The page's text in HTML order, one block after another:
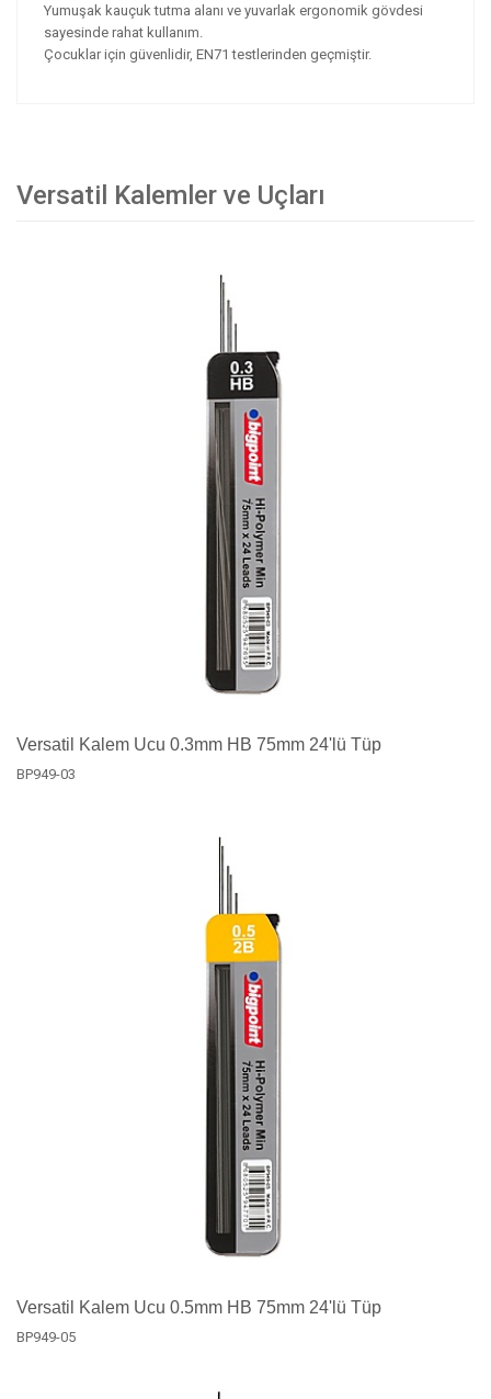
Yumuşak kauçuk tutma alanı ve yuvarlak ergonomik gövdesi
sayesinde rahat kullanım.
Çocuklar için güvenlidir, EN71 testlerinden geçmiştir.
Versatil Kalemler ve Uçları
Versatil Kalem Ucu 0.3mm HB 75mm 24'lü Tüp
BP949-03
Versatil Kalem Ucu 0.5mm HB 75mm 24'lü Tüp
BP949-05